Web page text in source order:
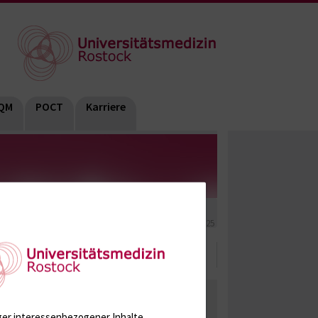
POCT Karriere
2025
Metabolite, Blutalkohol, Proteine